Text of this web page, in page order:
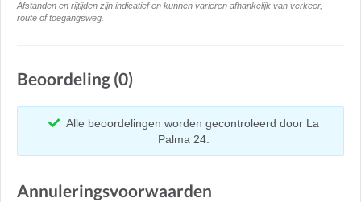
Afstanden en rijtijden zijn indicatief en kunnen varieren afhankelijk van verkeer,
route of toegangsweg.
Beoordeling (0)
Alle beoordelingen worden gecontroleerd door La
Palma 24.
Annuleringsvoorwaarden